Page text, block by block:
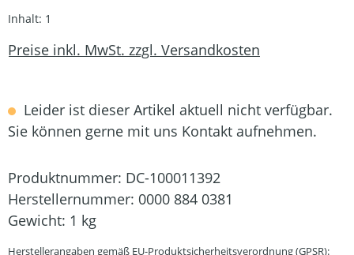
Inhalt: 1
Preise inkl. MwSt. zzgl. Versandkosten
Leider ist dieser Artikel aktuell nicht verfügbar.
Sie können gerne mit uns Kontakt aufnehmen.
Produktnummer: DC-100011392
Herstellernummer: 0000 884 0381
Gewicht: 1 kg
Herstellerangaben gemäß EU-Produktsicherheitsverordnung (GPSR):